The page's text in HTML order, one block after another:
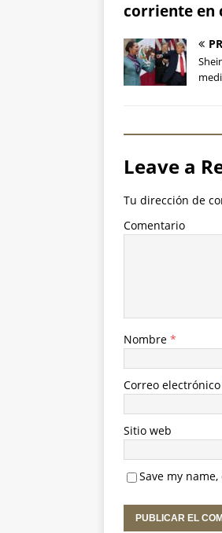
corriente en
Leave a
Tu dirección de
Comentario
Nombre *
Correo electrónico
Sitio web
Save my